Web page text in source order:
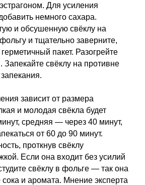
Для усиления
немного сахара.
и обсушенную свёклу на
и тщательно заверните,
пакет. Разогрейте
Запекайте свёклу на противне
зависит от размера
и молодая свёкла будет
средняя — через 40 минут,
от 60 до 90 минут.
проткнув свёклу
Если она входит без усилий
свёклу в фольге — так она
и аромата. Мнение эксперта